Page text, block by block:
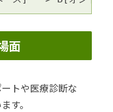
面
トや医療診断な
す。